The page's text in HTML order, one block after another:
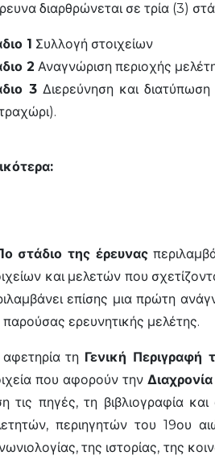
διαρθρώνεται σε τρία (3)
1 Συλλογή στοιχείων
2 Αναγνώριση περιοχής
3 Διερεύνηση και
1ο στάδιο της έρευνας
και μελετών που
επίσης μια πρώτη
παρούσας ερευνητικής μελέτης.
τη Γενική Περιγραφή
που αφορούν την
τις πηγές, τη βιβλιογραφία
περιηγητών του 19ου
της ιστορίας, της